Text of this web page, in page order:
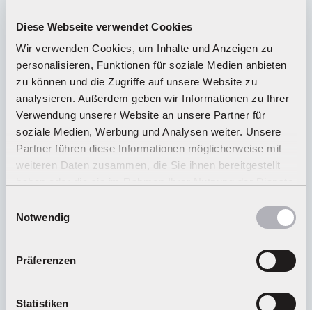
Diese Webseite verwendet Cookies
Wir verwenden Cookies, um Inhalte und Anzeigen zu
personalisieren, Funktionen für soziale Medien anbieten
zu können und die Zugriffe auf unsere Website zu
analysieren. Außerdem geben wir Informationen zu Ihrer
Verwendung unserer Website an unsere Partner für
soziale Medien, Werbung und Analysen weiter. Unsere
Partner führen diese Informationen möglicherweise mit
weiteren Daten zusammen, die Sie ihnen bereitgestellt
Notwendig
Präferenzen
Statistiken
Wohin kann ich meine Anfrage richten?
Wo finde ich Zubehör, Ersatzteile oder
Ausbausets für mein Carrera Produkt?
einlösen?